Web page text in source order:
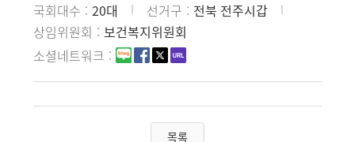
국회대수
20대 선거구
전북 전주시갑
상임위원회
보건복지위원회
소셜네트워크
목록